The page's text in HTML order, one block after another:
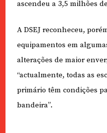
ascendeu a 3,5 milhões
A DSEJ reconheceu,
equipamentos em
alterações de maior
“actualmente, todas as
primário têm condições
bandeira”.